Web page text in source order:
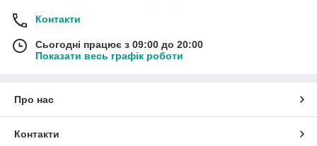
Контакти
Сьогодні працює з 09:00 до 20:00
Показати весь графік роботи
Про нас
Контакти